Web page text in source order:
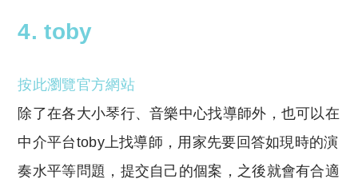
4. toby
按此瀏覽官方網站
除了在各大小琴行、音樂中心找導師外，也可以在
中介平台toby上找導師，用家先要回答如現時的演
奏水平等問題，提交自己的個案，之後就會有合適